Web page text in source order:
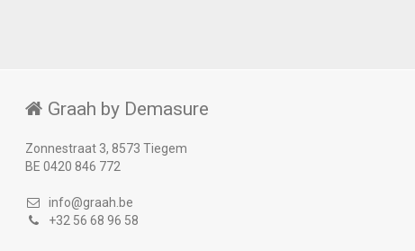
Graah by Demasure
Zonnestraat 3, 8573 Tiegem
BE 0420 846 772
info@graah.be
+32 56 68 96 58